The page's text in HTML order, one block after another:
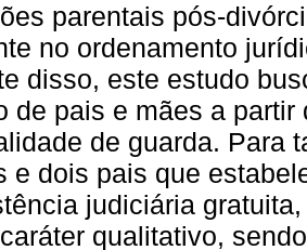
parentais pós-
no ordenamento
disso, este estudo
de pais e mães a
de guarda. Para
e dois pais que
judiciária
qualitativo,